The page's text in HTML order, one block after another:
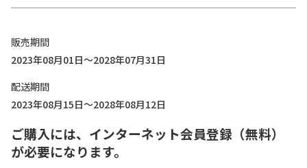
販売期間
2023年08月01日～2028年07月31日
配送期間
2023年08月15日～2028年08月12日
ご購入には、インターネット会員登録（無料）
が必要になります。